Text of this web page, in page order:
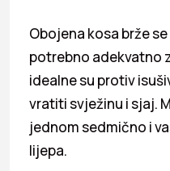
Obojena kosa brže
potrebno adekvatno
idealne su protiv
vratiti svježinu i sjaj.
jednom sedmično i
lijepa.